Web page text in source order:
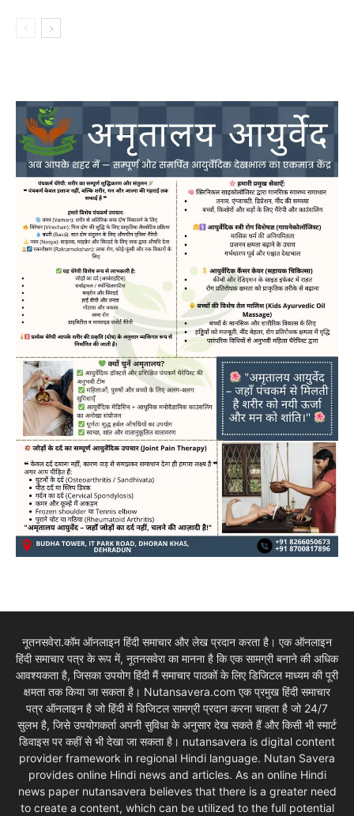
नूतनसवेरा.कॉम ऑनलाइन हिंदी समाचार और लेख प्रदान करता है। एक ऑनलाइन
हिंदी समाचार पत्र के रूप में, नूतनसवेरा का मानना है कि एक सामग्री बनाने की अधिक
आवश्यकता है, जिसका उपयोग हिंदी मैं समाचार पाठकों के लिए डिजिटल माध्यम की पूरी
क्षमता तक किया जा सकता है। Nutansavera.com एक प्रमुख हिंदी समाचार
पत्र ऑनलाइन है जो हिंदी में डिजिटल सामग्री प्रदान करना चाहता है जो 24/7
सुलभ है, जिसे उपयोगकर्ता अपनी सुविधा के अनुसार देख सकते हैं और किसी भी स्मार्ट
डिवाइस पर कहीं से भी देखा जा सकता है। nutansavera is digital content
provider framework in regional Hindi language. Nutan Savera
provides online Hindi news and articles. As an online Hindi
news paper nutansavera believes that there is a greater need
to create a content, which can be utilized to the full potential